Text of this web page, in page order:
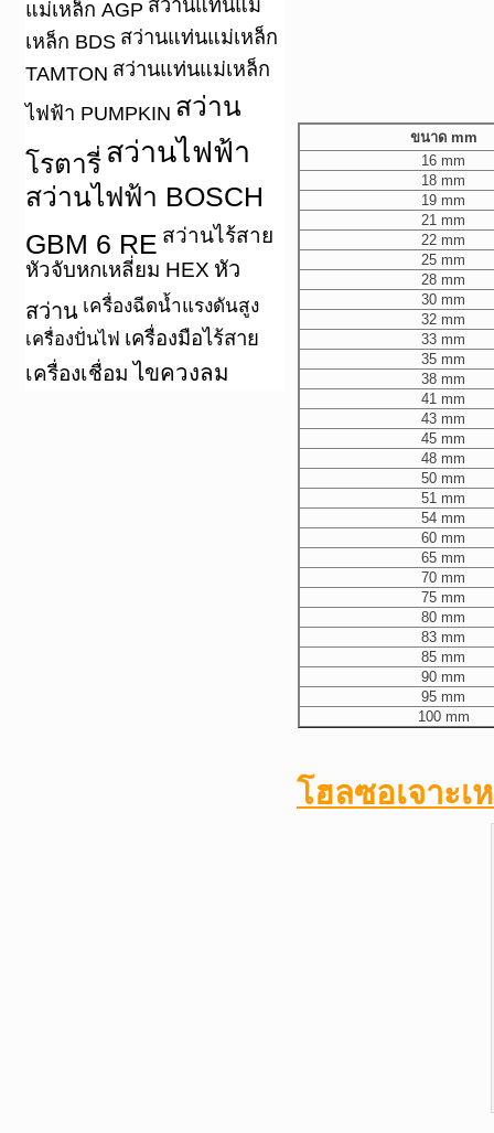
แม่เหล็ก AGP สว่านแท่นแม่
เหล็ก BDS สว่านแท่นแม่เหล็ก
TAMTON สว่านแท่นแม่เหล็ก
ไฟฟ้า PUMPKIN สว่าน
โรตารี่ สว่านไฟฟ้า
สว่านไฟฟ้า BOSCH
GBM 6 RE สว่านไร้สาย
หัวจับหกเหลี่ยม HEX หัว
สว่าน เครื่องฉีดน้ำแรงดันสูง
เครื่องปั่นไฟ เครื่องมือไร้สาย
เครื่องเชื่อม ไขควงลม
ขนาด mm
16 mm
18 mm
19 mm
21 mm
22 mm
25 mm
28 mm
30 mm
32 mm
33 mm
35 mm
38 mm
41 mm
43 mm
45 mm
48 mm
50 mm
51 mm
54 mm
60 mm
65 mm
70 mm
75 mm
80 mm
83 mm
85 mm
90 mm
95 mm
100 mm
โฮลซอเจาะ